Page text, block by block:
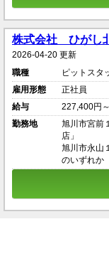
株式会社 ひがし
2026-04-20 更新
職種
ピットスタ
雇用形態
正社員
給与
227,400円
勤務地
旭川市宮前
店」
旭川市永山
のいずれか